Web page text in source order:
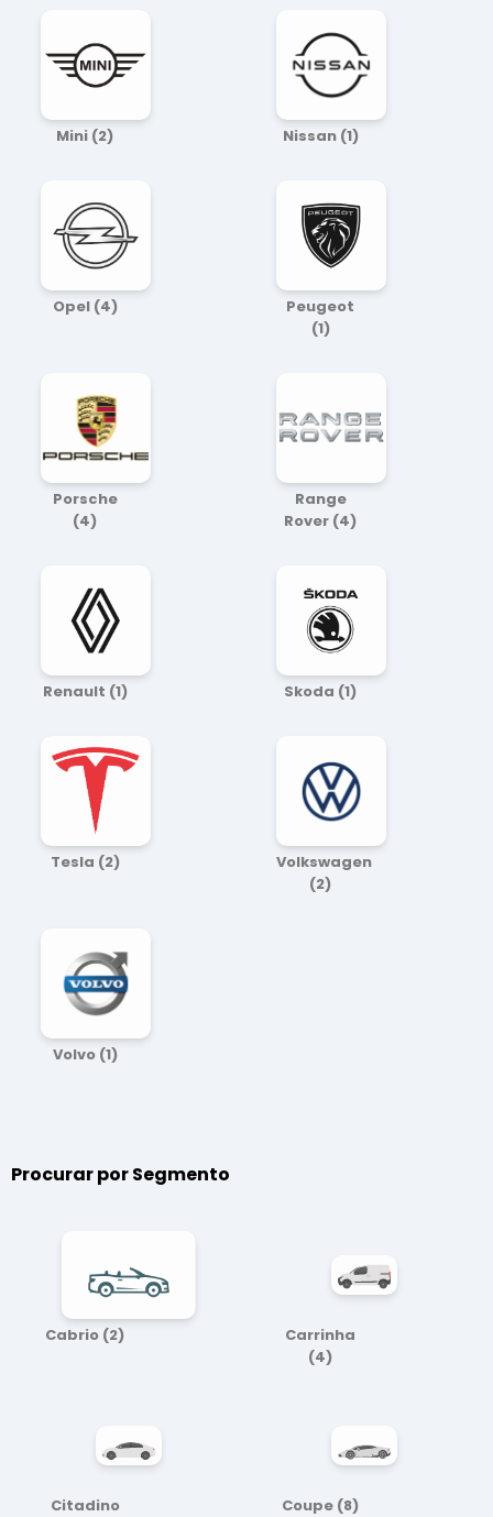
Mini (2) Nissan (1)
Opel (4)
Peugeot
(1)
Porsche
(4)
Range
Rover (4)
Renault (1) Skoda (1)
Tesla (2)
Volkswagen
(2)
Volvo (1)
Procurar porSegmento
Cabrio (2)
Carrinha
(4)
Citadino Coupe (8)